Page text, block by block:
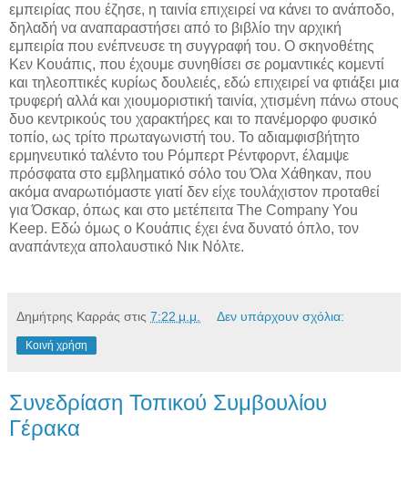
εμπειρίας που έζησε, η ταινία επιχειρεί να κάνει το ανάποδο,
δηλαδή να αναπαραστήσει από το βιβλίο την αρχική
εμπειρία που ενέπνευσε τη συγγραφή του. Ο σκηνοθέτης
Κεν Κουάπις, που έχουμε συνηθίσει σε ρομαντικές κομεντί
και τηλεοπτικές κυρίως δουλειές, εδώ επιχειρεί να φτιάξει μια
τρυφερή αλλά και χιουμοριστική ταινία, χτισμένη πάνω στους
δυο κεντρικούς του χαρακτήρες και το πανέμορφο φυσικό
τοπίο, ως τρίτο πρωταγωνιστή του. Το αδιαμφισβήτητο
ερμηνευτικό ταλέντο του Ρόμπερτ Ρέντφορντ, έλαμψε
πρόσφατα στο εμβληματικό σόλο του Όλα Χάθηκαν, που
ακόμα αναρωτιόμαστε γιατί δεν είχε τουλάχιστον προταθεί
για Όσκαρ, όπως και στο μετέπειτα The Company You
Keep. Εδώ όμως ο Κουάπις έχει ένα δυνατό όπλο, τον
αναπάντεχα απολαυστικό Νικ Νόλτε.
Δημήτρης Καρράς στις 7:22 μ.μ. Δεν υπάρχουν σχόλια:
Κοινή χρήση
Συνεδρίαση Τοπικού Συμβουλίου
Γέρακα